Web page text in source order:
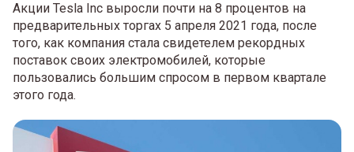
Акции Tesla Inc выросли почти на 8 процентов на
предварительных торгах 5 апреля 2021 года, после
того, как компания стала свидетелем рекордных
поставок своих электромобилей, которые
пользовались большим спросом в первом квартале
этого года.